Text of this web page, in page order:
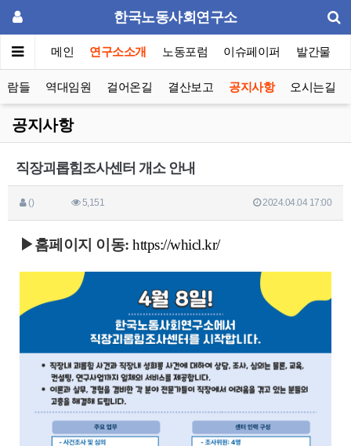
한국노동사회연구소
메인 연구소소개 노동포럼 이슈페이퍼 발간물
람들 역대임원 걸어온길 결산보고 공지사항 오시는길
공지사항
직장괴롭힘조사센터 개소 안내
() 5,151 2024.04.04 17:00
▶홈페이지 이동: https://whicl.kr/